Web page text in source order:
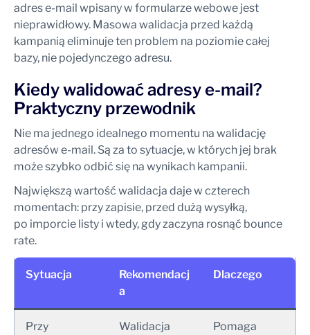
adres e-mail wpisany w formularze webowe jest
nieprawidłowy. Masowa walidacja przed każdą
kampanią eliminuje ten problem na poziomie całej
bazy, nie pojedynczego adresu.
Kiedy walidować adresy e-mail?
Praktyczny przewodnik
Nie ma jednego idealnego momentu na walidację
adresów e-mail. Są za to sytuacje, w których jej brak
może szybko odbić się na wynikach kampanii.
Największą wartość walidacja daje w czterech
momentach: przy zapisie, przed dużą wysyłką,
po imporcie listy i wtedy, gdy zaczyna rosnąć bounce
rate.
Sytuacja
Rekomendacj
a
Dlaczego
Przy
Walidacja
Pomaga